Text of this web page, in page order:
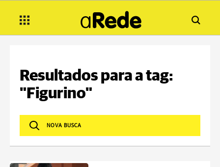
Resultados para a tag:
"Figurino"